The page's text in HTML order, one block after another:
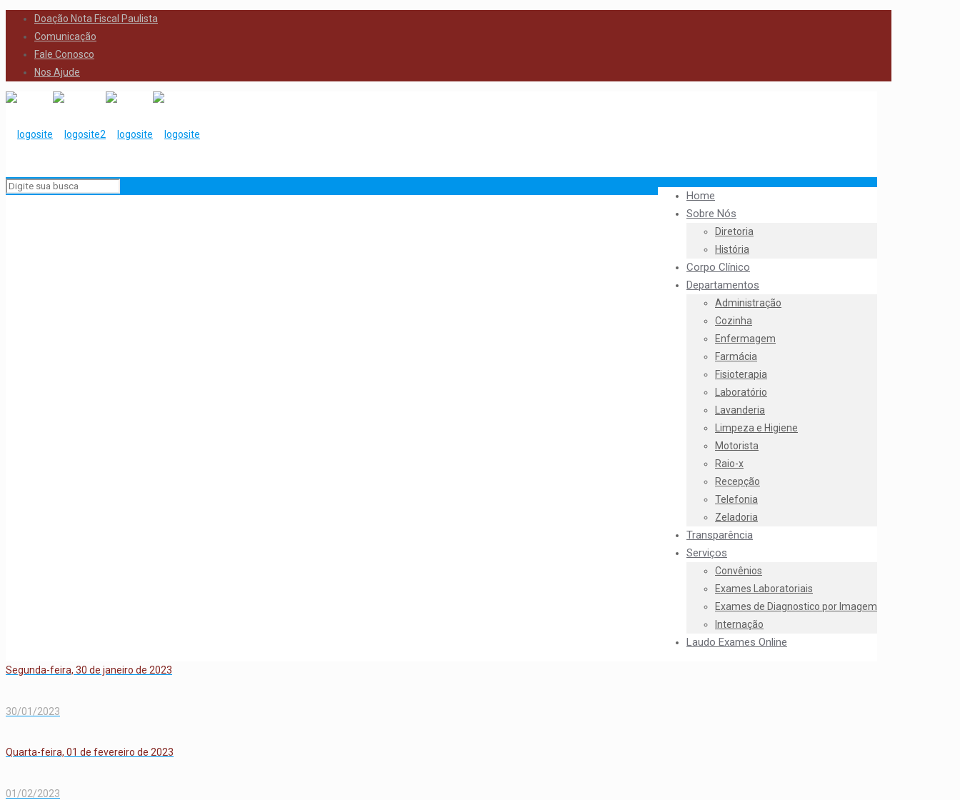
Doação Nota Fiscal Paulista
Comunicação
Fale Conosco
Nos Ajude
Home
Sobre Nós
Diretoria
História
Corpo Clínico
Departamentos
Administração
Cozinha
Enfermagem
Farmácia
Fisioterapia
Laboratório
Lavanderia
Limpeza e Higiene
Motorista
Raio-x
Recepção
Telefonia
Zeladoria
Transparência
Serviços
Convênios
Exames Laboratoriais
Exames de Diagnostico por Imagem
Internação
Laudo Exames Online
Segunda-feira, 30 de janeiro de 2023
30/01/2023
Quarta-feira, 01 de fevereiro de 2023
01/02/2023